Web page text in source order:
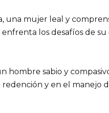
una mujer leal y
los desafíos de su
hombre sabio y
y en el manejo